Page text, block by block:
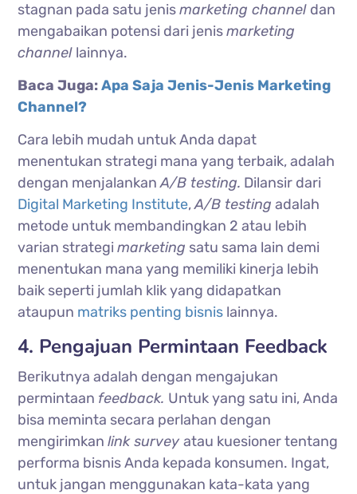
stagnan pada satu jenismarketing channel dan
mengabaikan potensi dari jenismarketing
channel lainnya.
Baca Juga:Apa Saja Jenis-Jenis Marketing
Channel?
Cara lebih mudah untuk Anda dapat
menentukan strategi mana yang terbaik, adalah
dengan menjalankanA/B testing. Dilansir dari
Digital Marketing Institute,A/B testing adalah
metode untuk membandingkan 2 atau lebih
varian strategimarketing satu sama lain demi
menentukan mana yang memiliki kinerja lebih
baik seperti jumlah klik yang didapatkan
ataupun matriks penting bisnis lainnya.
4. Pengajuan Permintaan Feedback
Berikutnya adalah dengan mengajukan
permintaan feedback. Untuk yang satu ini, Anda
bisa meminta secara perlahan dengan
mengirimkanlink surveyatau kuesioner tentang
performa bisnis Anda kepada konsumen. Ingat,
untuk jangan menggunakan kata-kata yang